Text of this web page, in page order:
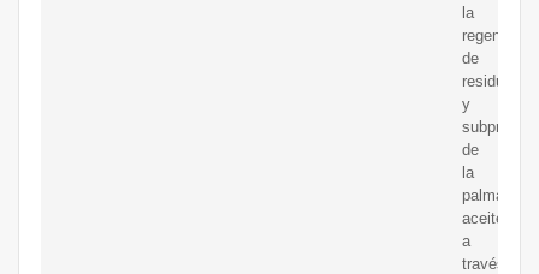
la
de
residuos
y
de
la
palma
aceitera
a
través